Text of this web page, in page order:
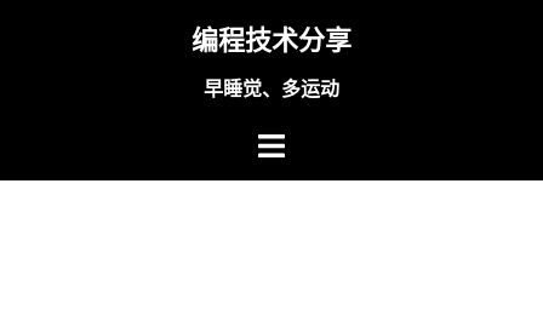
编程技术分享
早睡觉、多运动